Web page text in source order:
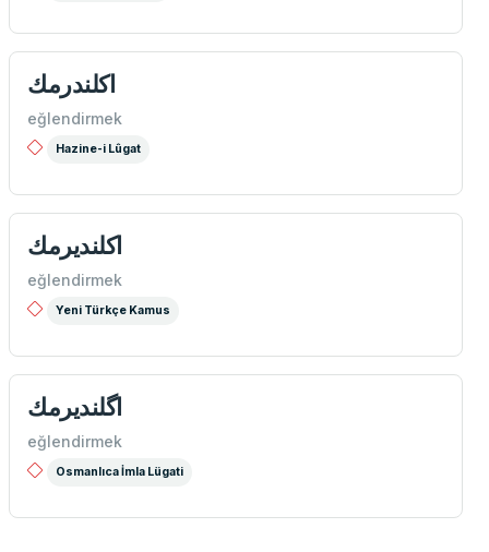
اكلندرمك
eğlendirmek
Hazine-i Lûgat
اكلندیرمك
eğlendirmek
Yeni Türkçe Kamus
اگلندیرمك
eğlendirmek
Osmanlıca İmla Lügati